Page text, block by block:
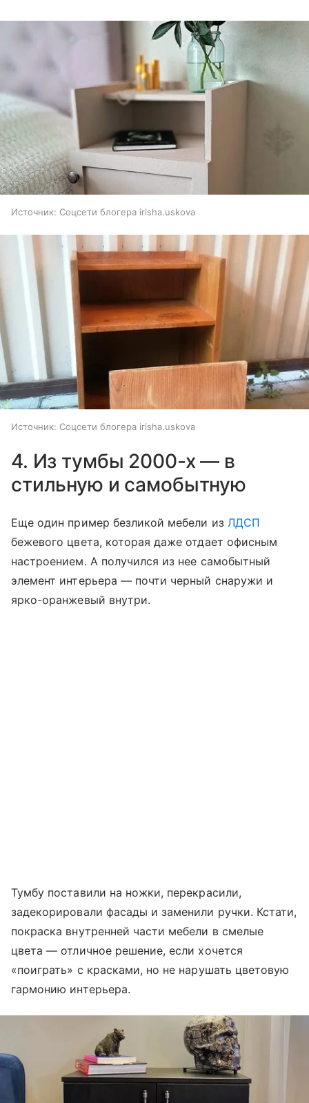
Источник: Соцсети блогера irisha.uskova
Источник: Соцсети блогера irisha.uskova
4. Из тумбы 2000-х — в
стильную и самобытную
Еще один пример безликой мебели из ЛДСП
бежевого цвета, которая даже отдает офисным
настроением. А получился из нее самобытный
элемент интерьера — почти черный снаружи и
ярко-оранжевый внутри.
Тумбу поставили на ножки, перекрасили,
задекорировали фасады и заменили ручки. Кстати,
покраска внутренней части мебели в смелые
цвета — отличное решение, если хочется
«поиграть» с красками, но не нарушать цветовую
гармонию интерьера.